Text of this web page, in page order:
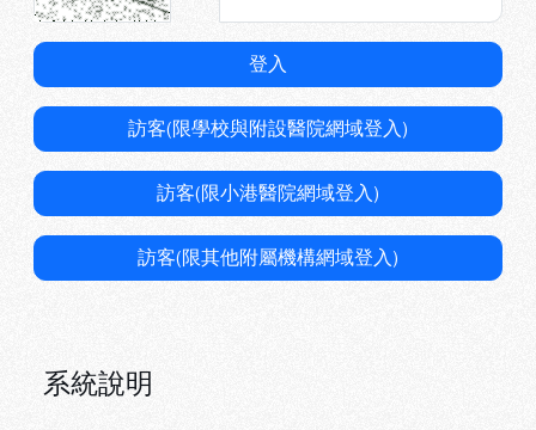
登入
訪客(限學校與附設醫院網域登入)
訪客(限小港醫院網域登入)
訪客(限其他附屬機構網域登入)
系統說明